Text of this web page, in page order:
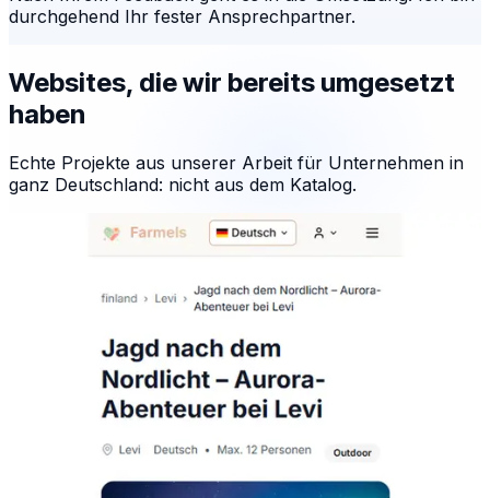
durchgehend Ihr fester Ansprechpartner.
Websites, die wir bereits umgesetzt
haben
Echte Projekte aus unserer Arbeit für Unternehmen in
ganz Deutschland: nicht aus dem Katalog.